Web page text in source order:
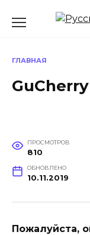
ГЛАВНАЯ
ПРОСМОТРОВ
810
ОБНОВЛЕНО
10.11.2019
Пожалуйста,